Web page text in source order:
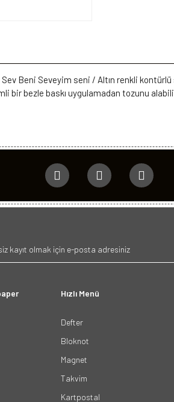
Sev Beni Seveyim seni / Altın renkli
bir bezle baskı uygulamadan tozunu
Hızlı Menü
Defter
Bloknot
Magnet
Takvim
Kartpostal